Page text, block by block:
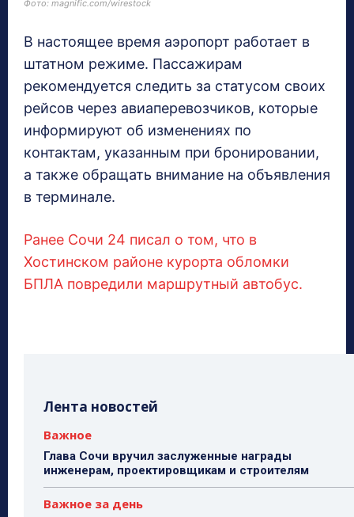
Фото: magnific.com/wirestock
В настоящее время аэропорт работает в
штатном режиме. Пассажирам
рекомендуется следить за статусом своих
рейсов через авиаперевозчиков, которые
информируют об изменениях по
контактам, указанным при бронировании,
а также обращать внимание на объявления
в терминале.
Ранее Сочи 24 писал о том, что в
Хостинском районе курорта обломки
БПЛА повредили маршрутный автобус.
Лента новостей
Важное
Глава Сочи вручил заслуженные награды
инженерам, проектировщикам и строителям
Важное за день